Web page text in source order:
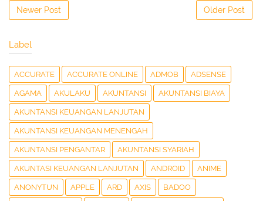
Newer Post Older Post
Label
ACCURATE ACCURATE ONLINE ADMOB ADSENSE
AGAMA AKULAKU AKUNTANSI AKUNTANSI BIAYA
AKUNTANSI KEUANGAN LANJUTAN
AKUNTANSI KEUANGAN MENENGAH
AKUNTANSI PENGANTAR AKUNTANSI SYARIAH
AKUNTASI KEUANGAN LANJUTAN ANDROID ANIME
ANONYTUN APPLE ARD AXIS BADOO